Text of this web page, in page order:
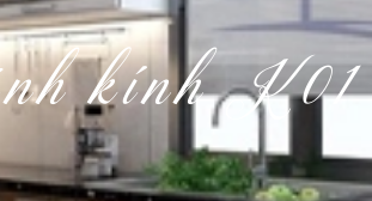
kính K01